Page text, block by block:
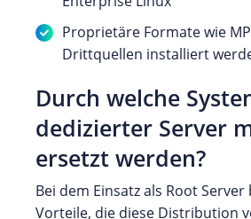
Proprietäre Formate wie
Drittquellen installiert
Durch welche
dedizierter Server
ersetzt werden?
Bei dem Einsatz als Root
Vorteile, die diese Distribution